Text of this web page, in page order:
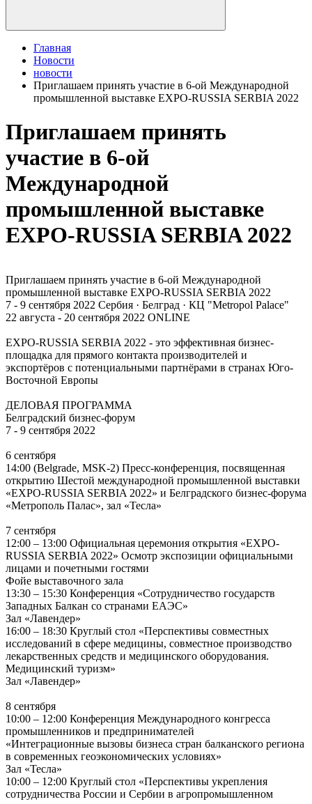
Главная
Новости
новости
Приглашаем принять участие в 6-ой Международной
промышленной выставке EXPO-RUSSIA SERBIA 2022
Приглашаем принять
участие в 6-ой
Международной
промышленной выставке
EXPO-RUSSIA SERBIA 2022
Приглашаем принять участие в 6-ой Международной
промышленной выставке EXPO-RUSSIA SERBIA 2022
7 - 9 сентября 2022 Сербия · Белград · КЦ "Metropol Palace"
22 августа - 20 сентября 2022 ONLINE
EXPO-RUSSIA SERBIA 2022 - это эффективная бизнес-
площадка для прямого контакта производителей и
экспортёров с потенциальными партнёрами в странах Юго-
Восточной Европы
ДЕЛОВАЯ ПРОГРАММА
Белградский бизнес-форум
7 - 9 сентября 2022
6 сентября
14:00 (Belgrade, MSK-2) Пресс-конференция, посвященная
открытию Шестой международной промышленной выставки
«EXPO-RUSSIA SERBIA 2022» и Белградского бизнес-форума
«Метрополь Палас», зал «Тесла»
7 сентября
12:00 – 13:00 Официальная церемония открытия «EXPO-
RUSSIA SERBIA 2022» Осмотр экспозиции официальными
лицами и почетными гостями
Фойе выставочного зала
13:30 – 15:30 Конференция «Сотрудничество государств
Западных Балкан со странами ЕАЭС»
Зал «Лавендер»
16:00 – 18:30 Круглый стол «Перспективы совместных
исследований в сфере медицины, совместное производство
лекарственных средств и медицинского оборудования.
Медицинский туризм»
Зал «Лавендер»
8 сентября
10:00 – 12:00 Конференция Международного конгресса
промышленников и предпринимателей
«Интеграционные вызовы бизнеса стран балканского региона
в современных геоэкономических условиях»
Зал «Тесла»
10:00 – 12:00 Круглый стол «Перспективы укрепления
сотрудничества России и Сербии в агропромышленном